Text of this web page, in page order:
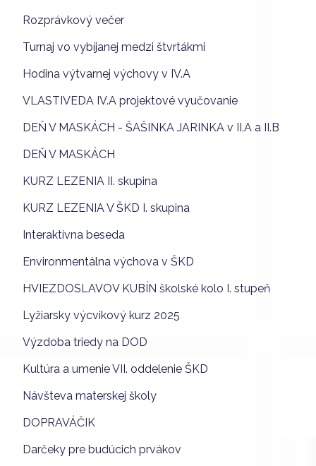
Rozprávkový večer
Turnaj vo vybíjanej medzi štvrtákmi
Hodina výtvarnej výchovy v IV.A
VLASTIVEDA IV.A projektové vyučovanie
DEŇ V MASKÁCH - ŠAŠINKA JARINKA v II.A a II.B
DEŇ V MASKÁCH
KURZ LEZENIA II. skupina
KURZ LEZENIA V ŠKD I. skupina
Interaktívna beseda
Environmentálna výchova v ŠKD
HVIEZDOSLAVOV KUBÍN školské kolo I. stupeň
Lyžiarsky výcvikový kurz 2025
Výzdoba triedy na DOD
Kultúra a umenie VII. oddelenie ŠKD
Návšteva materskej školy
DOPRAVÁČIK
Darčeky pre budúcich prvákov